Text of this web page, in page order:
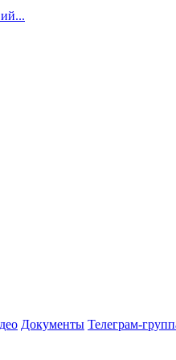
Документы Телеграм-